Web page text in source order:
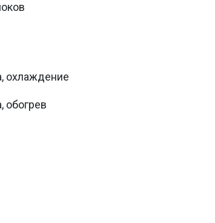
охлаждение
обогрев